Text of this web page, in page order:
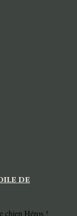
de
chien Héros !